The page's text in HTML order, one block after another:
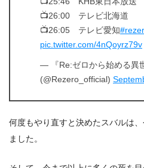
📺26:00 テレビ北海道
📺26:05 テレビ愛知
pic.twitter.com/4nQoyrz79v
— 『Re:ゼロから始める異
(@Rezero_official)
何度もやり直すと決めたスバルは
ました。